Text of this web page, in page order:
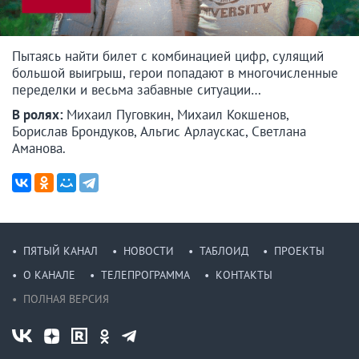
Пытаясь найти билет с комбинацией цифр, сулящий
большой выигрыш, герои попадают в многочисленные
переделки и весьма забавные ситуации…
В ролях: Михаил Пуговкин, Михаил Кокшенов,
Борислав Брондуков, Альгис Арлаускас, Светлана
Аманова.
ПЯТЫЙ КАНАЛ НОВОСТИ ТАБЛОИД
ПРОЕКТЫ
О КАНАЛЕ
ТЕЛЕПРОГРАММА
КОНТАКТЫ
ПОЛНАЯ ВЕРСИЯ